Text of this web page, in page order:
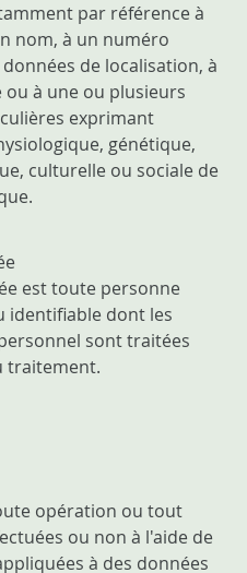
par référence à
nom, à un numéro
de localisation, à
à une ou plusieurs
exprimant
génétique,
culturelle ou sociale de
est toute personne
identifiable dont les
sont traitées
traitement.
opération ou tout
ou non à l'aide de
à des données